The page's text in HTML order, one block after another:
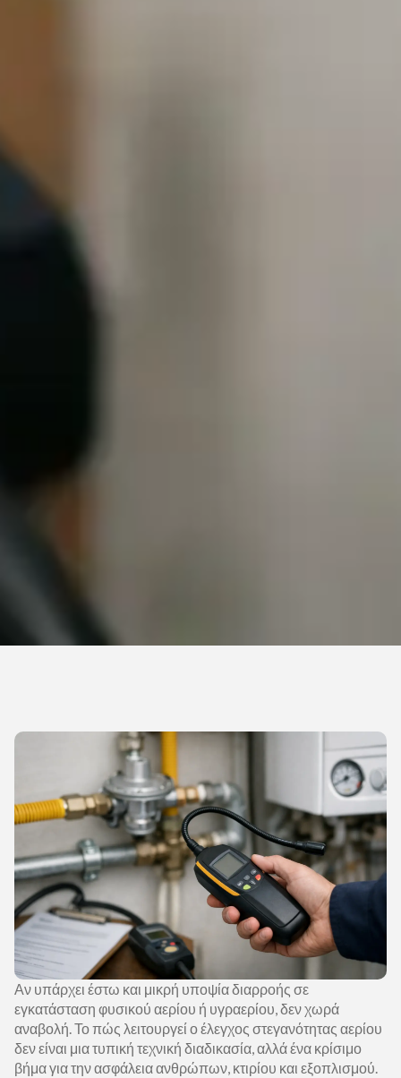
Αν υπάρχει έστω και μικρή υποψία διαρροής σε
εγκατάσταση φυσικού αερίου ή υγραερίου, δεν χωρά
αναβολή. Το πώς λειτουργεί ο έλεγχος στεγανότητας αερίου
δεν είναι μια τυπική τεχνική διαδικασία, αλλά ένα κρίσιμο
βήμα για την ασφάλεια ανθρώπων, κτιρίου και εξοπλισμού.